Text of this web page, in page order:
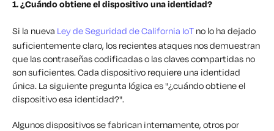
1. ¿Cuándo obtiene el dispositivo una identidad?
Si la nueva Ley de Seguridad de California IoT no lo ha dejado
suficientemente claro, los recientes ataques nos demuestran
que las contraseñas codificadas o las claves compartidas no
son suficientes. Cada dispositivo requiere una identidad
única. La siguiente pregunta lógica es "¿cuándo obtiene el
dispositivo esa identidad?".
Algunos dispositivos se fabrican internamente, otros por